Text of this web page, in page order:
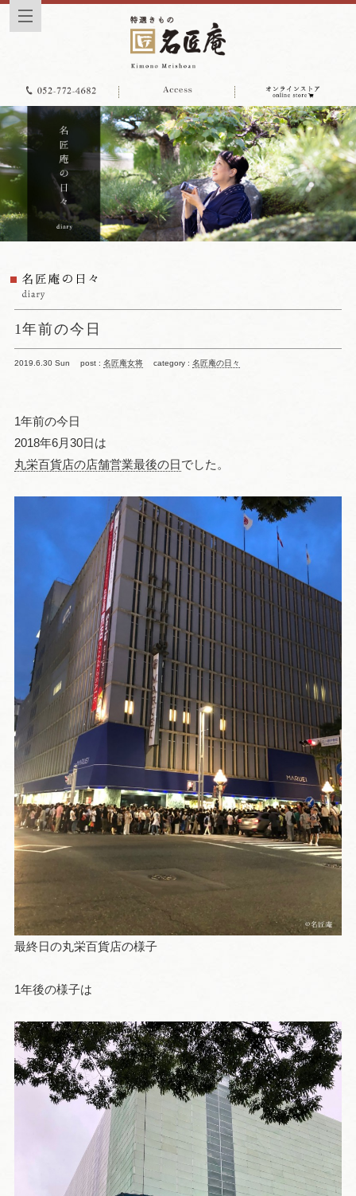
1年前の今日
2019.6.30 Sun post : 名匠庵女将 category : 名匠庵の日々
1年前の今日
2018年6月30日は
丸栄百貨店の店舗営業最後の日でした。
最終日の丸栄百貨店の様子
1年後の様子は